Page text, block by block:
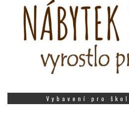
Vybavení pro